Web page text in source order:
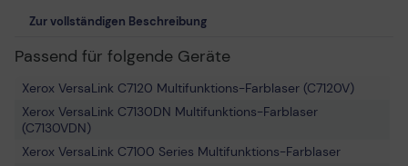
Zur vollständigen Beschreibung
Passend für folgende Geräte
Xerox VersaLink C7120 Multifunktions-Farblaser (C7120V)
Xerox VersaLink C7130DN Multifunktions-Farblaser
(C7130VDN)
Xerox VersaLink C7100 Series Multifunktions-Farblaser